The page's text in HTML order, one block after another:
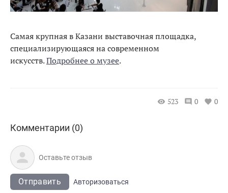
Самая крупная в Казани выставочная площадка,
специализирующаяся на современном
искусств.Подробнее о музее.
523 0 0
Комментарии (0)
Отправить
Авторизоваться